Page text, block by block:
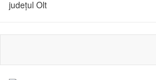
județul Olt